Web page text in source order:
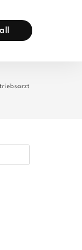
Escape